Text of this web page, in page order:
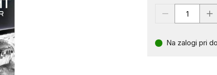
Na zalogi pri